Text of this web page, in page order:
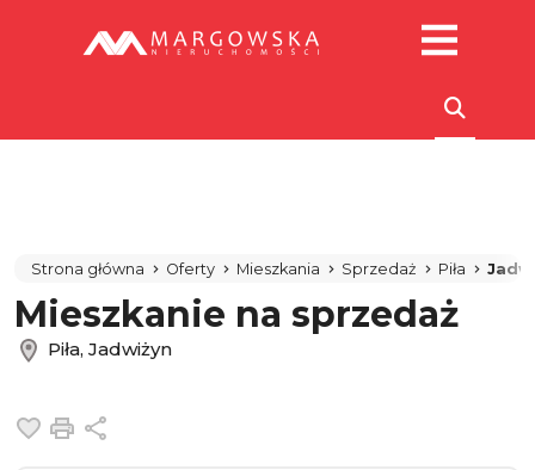
Strona główna Oferty Mieszkania Sprzedaż Piła
Mieszkanie na sprzedaż
Piła, Jadwiżyn
Dodaj do ulubionych
Drukuj